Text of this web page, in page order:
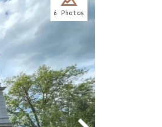
6 Photos